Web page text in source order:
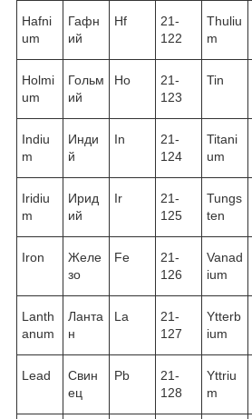
Hafni
um
Гафн
ий
Hf
21-
122
Thuliu
m
Holmi
um
Гольм
ий
Ho
21-
123
Tin
Indiu
m
Инди
й
In
21-
124
Titani
um
Iridiu
m
Ирид
ий
Ir
21-
125
Tungs
ten
Iron
Желе
зо
Fe
21-
126
Vanad
ium
Lanth
anum
Ланта
н
La
21-
127
Ytterb
ium
Lead
Свин
ец
Pb
21-
128
Yttriu
m